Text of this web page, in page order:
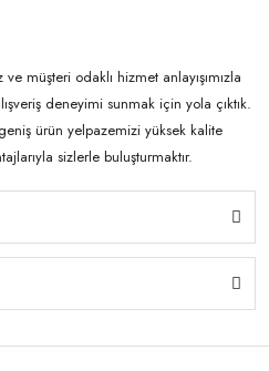
müşteri odaklı hizmet anlayışımızla
deneyimi sunmak için yola çıktık.
ürün yelpazemizi yüksek kalite
sizlerle buluşturmaktır.